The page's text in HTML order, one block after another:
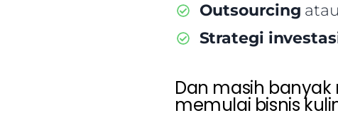
Outsourcing atau
Strategi
Dan masih
memulai bisnis